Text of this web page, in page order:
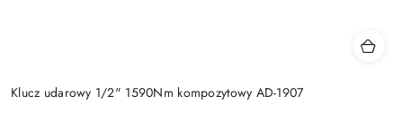
Klucz udarowy 1/2" 1590Nm kompozytowy AD-1907